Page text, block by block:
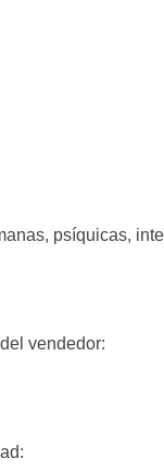
psíquicas,
vendedor: